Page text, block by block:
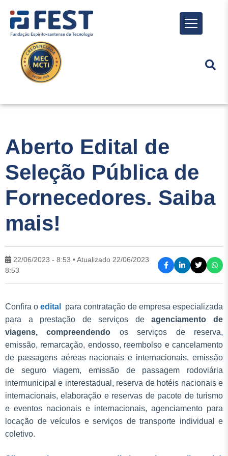
Menu
Aberto Edital de
Seleção Pública de
Fornecedores. Saiba
mais!
22/06/2023 - 8:53 • Atualizado 22/06/2023
8:53
Confira o edital para contratação de empresa especializada
para a prestação de serviços deagenciamento de
viagens, compreendendo os serviços de reserva,
emissão, remarcação, endosso, reembolso e cancelamento
de passagens aéreas nacionais e internacionais, emissão
de seguro viagem, emissão de passagem rodoviária
intermunicipal e interestadual, reserva de hotéis nacionais e
internacionais, elaboração e reservas de pacote de turismo
e eventos nacionais e internacionais, agenciamento para
locação de veículos e serviços de transporte individual e
coletivo.